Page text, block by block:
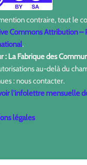
contraire, tout le
Commons Attribution –
.
: La Fabrique des
au-delà du
: nous contacter.
l'infolettre mensuelle
légales